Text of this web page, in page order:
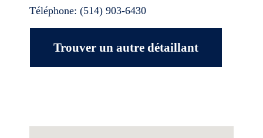
Téléphone: (514) 903-6430
Trouver un autre détaillant